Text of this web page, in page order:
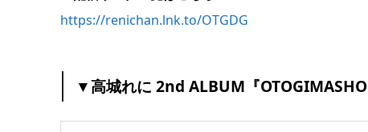
https://renichan.lnk.to/OTGDG
▼高城れに 2nd ALBUM『